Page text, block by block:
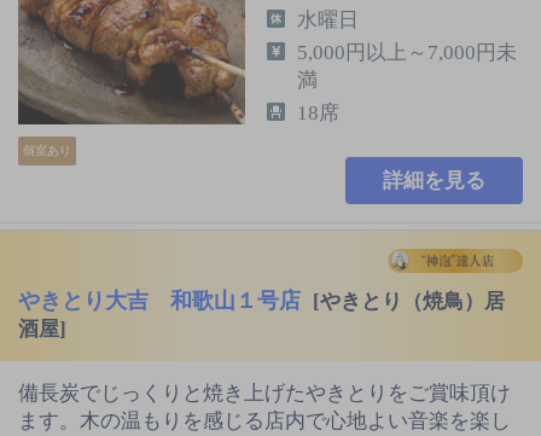
個室あり
水曜日
5,000円以上～7,000円未
満
18席
詳細を見る
やきとり大吉 和歌山１号店
[やきとり（焼鳥）居
酒屋]
備長炭でじっくりと焼き上げたやきとりをご賞味頂け
ます。木の温もりを感じる店内で心地よい音楽を楽し